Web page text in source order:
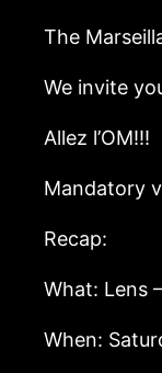
The
We invite
Allez l’OM!!!
Mandatory
Recap:
What: Lens
When: